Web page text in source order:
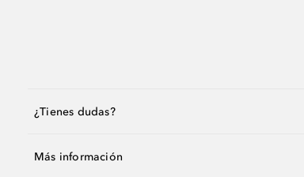
¿Tienes dudas?
Más información